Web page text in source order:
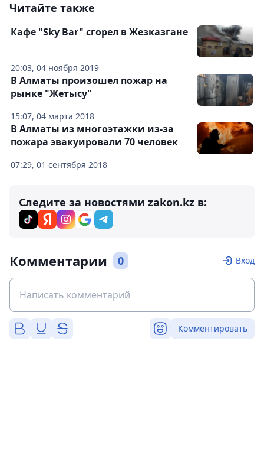
Читайте также
20:03, 04 ноября 2019
Кафе "Sky Bar" сгорел в Жезказгане
15:07, 04 марта 2018
В Алматы произошел пожар на
рынке "Жетысу"
07:29, 01 сентября 2018
В Алматы из многоэтажки из-за
пожара эвакуировали 70 человек
Следите за новостями zakon.kz в:
Комментарии 0 Вход
Комментировать